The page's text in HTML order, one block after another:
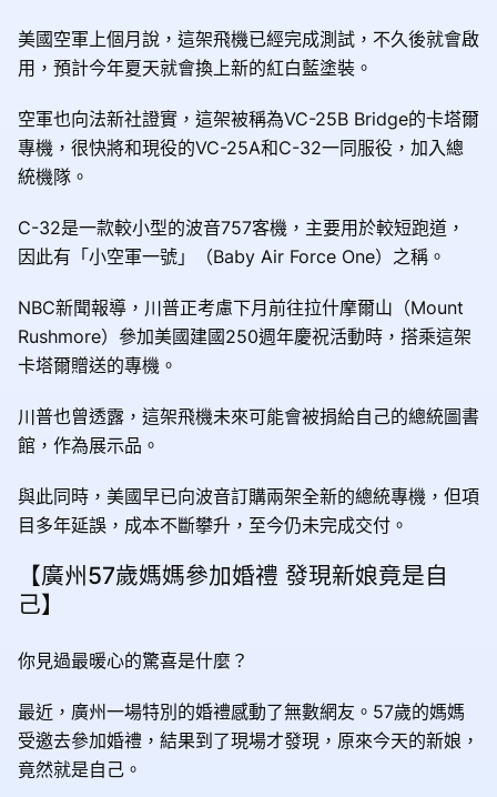
美國空軍上個月說，這架飛機已經完成測試，不久後就會啟
用，預計今年夏天就會換上新的紅白藍塗裝。
空軍也向法新社證實，這架被稱為VC-25B Bridge的卡塔爾
專機，很快將和現役的VC-25A和C-32一同服役，加入總
統機隊。
C-32是一款較小型的波音757客機，主要用於較短跑道，
因此有「小空軍一號」（Baby Air Force One）之稱。
NBC新聞報導，川普正考慮下月前往拉什摩爾山（Mount
Rushmore）參加美國建國250週年慶祝活動時，搭乘這架
卡塔爾贈送的專機。
川普也曾透露，這架飛機未來可能會被捐給自己的總統圖書
館，作為展示品。
與此同時，美國早已向波音訂購兩架全新的總統專機，但項
目多年延誤，成本不斷攀升，至今仍未完成交付。
【廣州57歲媽媽參加婚禮 發現新娘竟是自
己】
你見過最暖心的驚喜是什麼？
最近，廣州一場特別的婚禮感動了無數網友。57歲的媽媽
受邀去參加婚禮，結果到了現場才發現，原來今天的新娘，
竟然就是自己。